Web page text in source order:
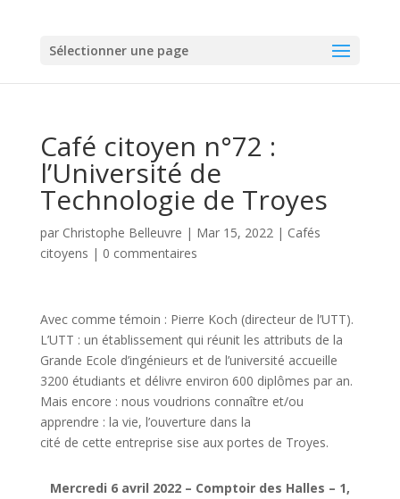
Sélectionner une page
Café citoyen n°72 :
l’Université de
Technologie de Troyes
par Christophe Belleuvre | Mar 15, 2022| Cafés
citoyens | 0 commentaires
Avec comme témoin : Pierre Koch (directeur de l’UTT).
L’UTT : un établissement qui réunit les attributs de la
Grande Ecole d’ingénieurs et de l’université accueille
3200 étudiants et délivre environ 600 diplômes par an.
Mais encore : nous voudrions connaître et/ou
apprendre : la vie, l’ouverture dans la
cité de cette entreprise sise aux portes de Troyes.
Mercredi 6 avril 2022 – Comptoir des Halles – 1,